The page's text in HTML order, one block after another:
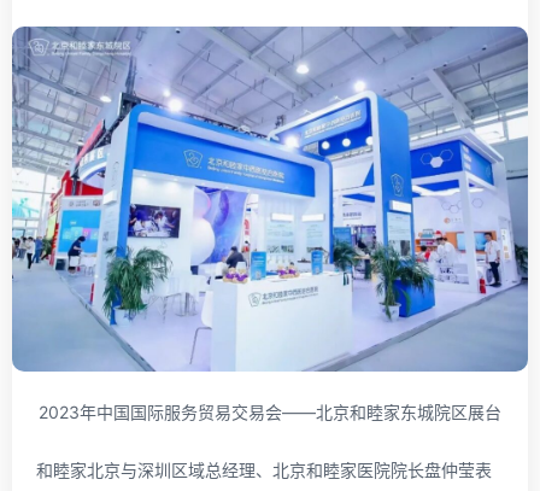
2023年中国国际服务贸易交易会——北京和睦家东城院区展台
和睦家北京与深圳区域总经理、北京和睦家医院院长盘仲莹表